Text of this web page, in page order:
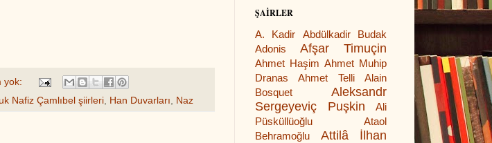
yok:
Nafiz Çamlıbel şiirleri, Han Duvarları, Naz
ŞAİRLER
A. Kadir
Abdülkadir Budak
Adonis
Afşar Timuçin
Ahmet Haşim Ahmet Muhip
Dranas
Ahmet Telli
Alain
Bosquet
Aleksandr
Sergeyeviç Puşkin
Ali
Püsküllüoğlu
Ataol
Behramoğlu
Attilâ İlhan